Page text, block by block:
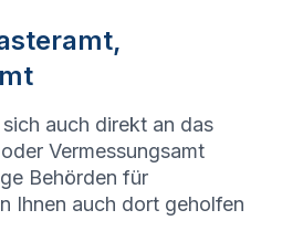
auch direkt an das
Vermessungsamt
Behörden für
Ihnen auch dort geholfen